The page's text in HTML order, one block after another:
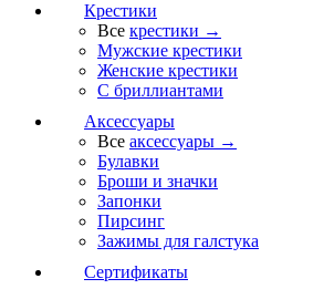
Крестики
Все крестики →
Мужские крестики
Женские крестики
С бриллиантами
Аксессуары
Все аксессуары →
Булавки
Броши и значки
Запонки
Пирсинг
Зажимы для галстука
Сертификаты